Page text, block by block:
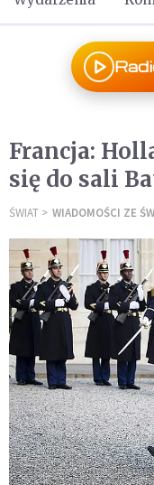
Francja:
się do sali
ŚWIAT WIADOMOŚCI ZE